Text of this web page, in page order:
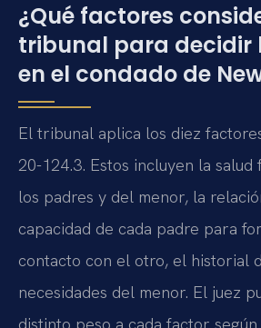
¿Qué factores
tribunal para decidir
en el condado de
El tribunal aplica los diez
20-124.3. Estos incluyen la salud
los padres y del menor, la
capacidad de cada padre para
contacto con el otro, el historial
necesidades del menor. El juez